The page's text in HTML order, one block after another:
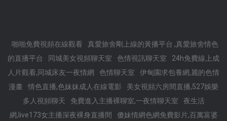
啪啪免費視頻在線觀看
真愛旅舍剛上線的黃播平台 ,真愛旅舍情色
的直播平台
同城美女視頻聊天室 色情視訊聊天室
24h免費線上成
人片觀看,同城床友一夜情網
色情聊天室
伊甸園求包養網,麗的色情
漫畫
情色直播,色妹妹成人在線電影
美女視頻六房間直播,527娛樂
多人視頻聊天
免費進入主播裸聊室,一夜情聊天室
夜生活
網,live173女主播深夜裸身直播間
傻妹情網色網免費影片,百萬富婆